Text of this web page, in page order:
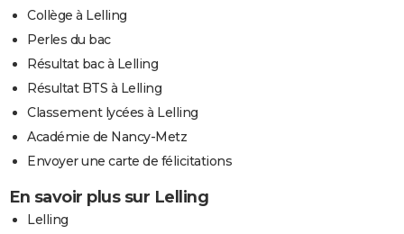
Collège à Lelling
Perles du bac
Résultat bac à Lelling
Résultat BTS à Lelling
Classement lycées à Lelling
Académie de Nancy-Metz
Envoyer une carte de félicitations
En savoir plus sur Lelling
Lelling